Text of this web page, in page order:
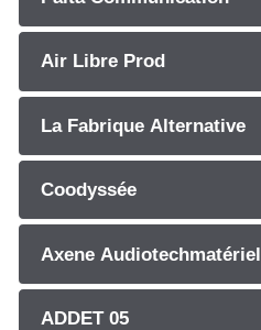
Air Libre Prod
La Fabrique Alternative
Coodyssée
Axene Audiotechmatériel
ADDET 05